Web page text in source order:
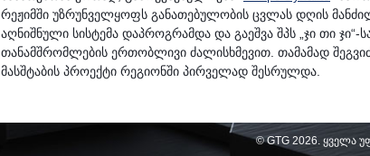
რეჟიმში უზრუნველყოფს განათებულობის ცვლას დღის
აღნიშნული სისტემა დაპროგრამდა და გაეშვა შპს „ჯი თი ჯი“-
თანამშრომლების ერთობლივი ძალისხმევით. თამამად
მასშტაბის პროექტი რეგიონში პირველად შესრულდა.
© GTG 2026. ყველა